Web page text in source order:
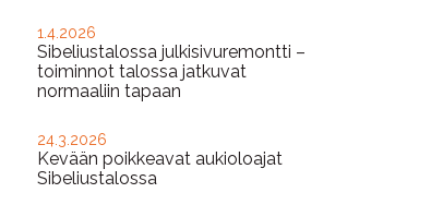
1.4.2026
Sibeliustalossa julkisivuremontti –
toiminnot talossa jatkuvat
normaaliin tapaan
24.3.2026
Kevään poikkeavat aukioloajat
Sibeliustalossa